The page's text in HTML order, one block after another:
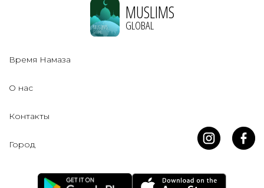
MUSLIMS
GLOBAL
Время Намаза
О нас
Контакты
Город